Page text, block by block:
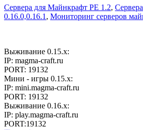
Сервера для Майнкрафт PE 1.2,
0.16.0,0.16.1 , Мониторинг серверов
Выживание 0.15.x:
IP: magma-craft.ru
PORT: 19132
Мини - игры 0.15.х:
IP: mini.magma-craft.ru
PORT: 19132
Выживание 0.16.х:
IP: play.magma-craft.ru
PORT:19132